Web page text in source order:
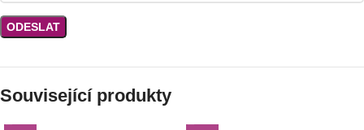
Související produkty